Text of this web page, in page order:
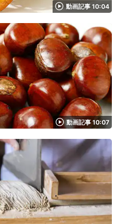
動画記事 10:04
動画記事 10:07